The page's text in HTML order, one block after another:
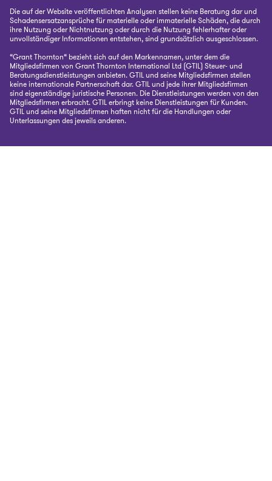
Die auf der Website veröffentlichten Analysen stellen keine Beratung dar und
Schadensersatzansprüche für materielle oder immaterielle Schäden, die durch
ihre Nutzung oder Nichtnutzung oder durch die Nutzung fehlerhafter oder
unvollständiger Informationen entstehen, sind grundsätzlich ausgeschlossen.
“Grant Thornton“ bezieht sich auf den Markennamen, unter dem die
Mitgliedsfirmen von Grant Thornton International Ltd (GTIL) Steuer- und
Beratungsdienstleistungen anbieten. GTIL und seine Mitgliedsfirmen stellen
keine internationale Partnerschaft dar. GTIL und jede ihrer Mitgliedsfirmen
sind eigenständige juristische Personen. Die Dienstleistungen werden von den
Mitgliedsfirmen erbracht. GTIL erbringt keine Dienstleistungen für Kunden.
GTIL und seine Mitgliedsfirmen haften nicht für die Handlungen oder
Unterlassungen des jeweils anderen.